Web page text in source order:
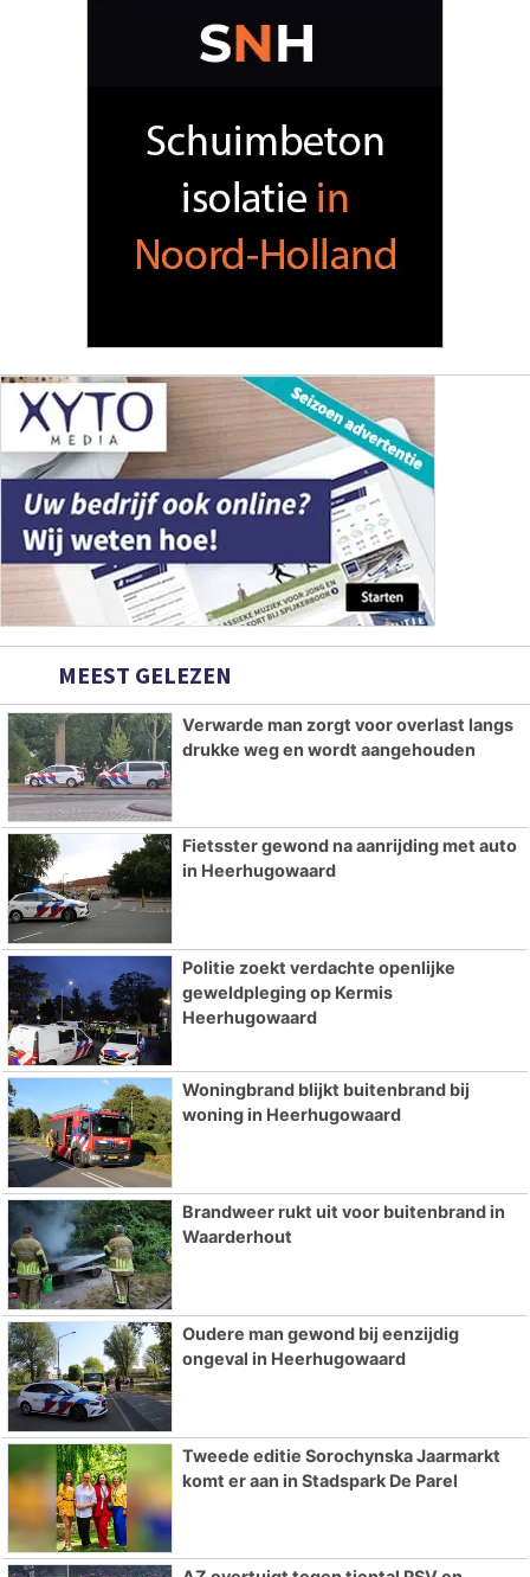
MEEST GELEZEN
Verwarde man zorgt voor overlast langs
drukke weg en wordt aangehouden
Fietsster gewond na aanrijding met auto
in Heerhugowaard
Politie zoekt verdachte openlijke
geweldpleging op Kermis
Heerhugowaard
Woningbrand blijkt buitenbrand bij
woning in Heerhugowaard
Brandweer rukt uit voor buitenbrand in
Waarderhout
Oudere man gewond bij eenzijdig
ongeval in Heerhugowaard
Tweede editie Sorochynska Jaarmarkt
komt er aan in Stadspark De Parel